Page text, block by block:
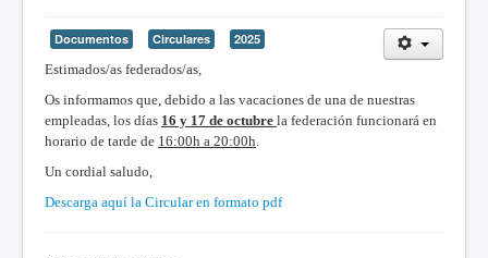
Documentos Circulares
2025
Estimados/as federados/as,
Os informamos que, debido a las vacaciones de una de nuestras
empleadas, los días 16 y 17 de octubre la federación funcionará en
horario de tarde de 16:00h a 20:00h
Un cordial saludo,
Descarga aquí la Circular en formato pdf